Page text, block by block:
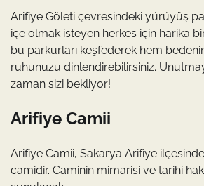
Arifiye Göleti çevresindeki yürüyüş
içe olmak isteyen herkes için harika
bu parkurları keşfederek hem
ruhunuzu dinlendirebilirsiniz.
zaman sizi bekliyor!
Arifiye Camii
Arifiye Camii, Sakarya Arifiye
camidir. Caminin mimarisi ve tarihi